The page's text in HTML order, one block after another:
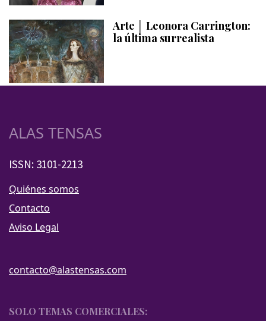
Arte │ Leonora Carrington:
la última surrealista
ALAS TENSAS
ISSN: 3101-2213
Quiénes somos
Contacto
Aviso Legal
contacto@alastensas.com
SOLO TEMAS COMERCIALES: